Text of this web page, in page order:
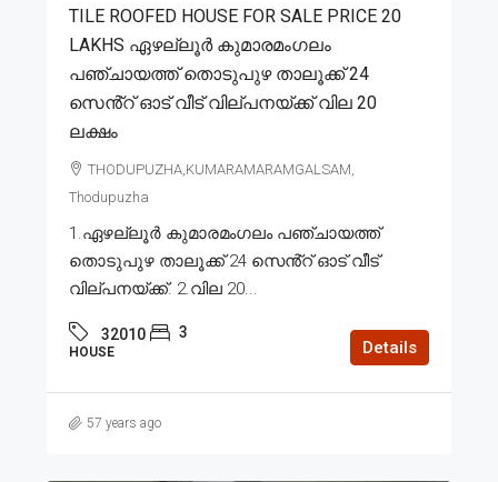
TILE ROOFED HOUSE FOR SALE PRICE 20
LAKHS ഏഴല്ലൂർ കുമാരമംഗലം
പഞ്ചായത്ത് തൊടുപുഴ താലൂക്ക് 24
സെൻ്റ് ഓട് വീട് വില്പനയ്ക്ക് വില 20
ലക്ഷം
THODUPUZHA,KUMARAMARAMGALSAM,
Thodupuzha
1.ഏഴല്ലൂർ കുമാരമംഗലം പഞ്ചായത്ത്
തൊടുപുഴ താലൂക്ക് 24 സെൻ്റ് ഓട് വീട്
വില്പനയ്ക്ക്. 2.വില 20...
32010 3
HOUSE Details
57 years ago